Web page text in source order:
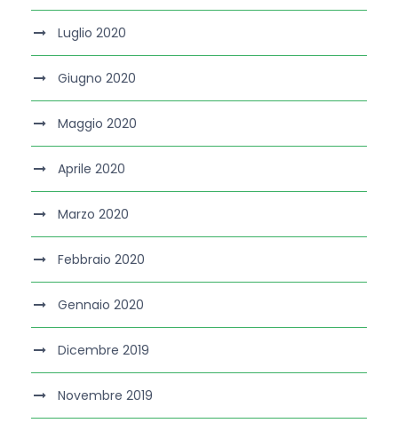
Luglio 2020
Giugno 2020
Maggio 2020
Aprile 2020
Marzo 2020
Febbraio 2020
Gennaio 2020
Dicembre 2019
Novembre 2019